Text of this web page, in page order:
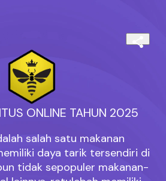
ONLINE TAHUN 2025
salah satu makanan
daya tarik tersendiri di
tidak sepopuler makanan-